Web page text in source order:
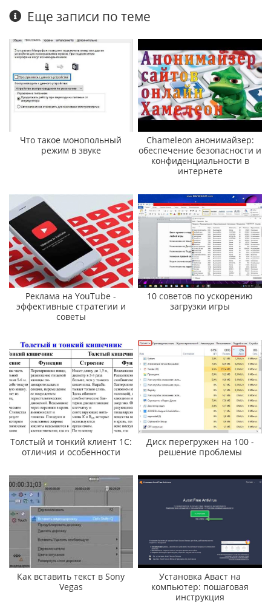
Еще записи по теме
Что такое монопольный
режим в звуке
Chameleon анонимайзер:
обеспечение безопасности и
конфиденциальности в
интернете
Реклама на YouTube -
эффективные стратегии и
советы
10 советов по ускорению
загрузки игры
Толстый и тонкий клиент 1С:
отличия и особенности
Диск перегружен на 100 -
решение проблемы
Как вставить текст в Sony
Vegas
Установка Аваст на
компьютер: пошаговая
инструкция